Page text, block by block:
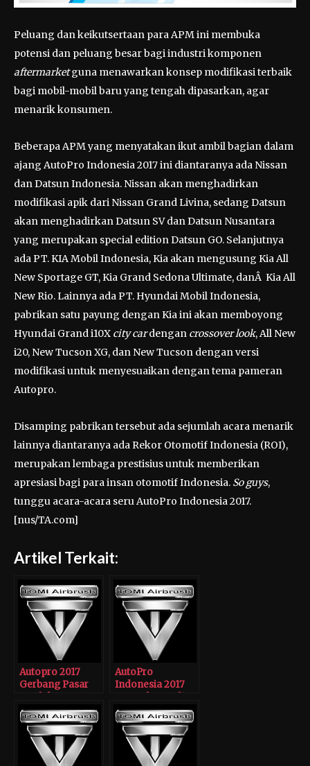
Peluang dan keikutsertaan para APM ini membuka
potensi dan peluang besar bagi industri komponen
aftermarketguna menawarkan konsep modifikasi terbaik
bagi mobil-mobil baru yang tengah dipasarkan, agar
menarik konsumen.
Beberapa APM yang menyatakan ikut ambil bagian dalam
ajang AutoPro Indonesia 2017 ini diantaranya ada Nissan
dan Datsun Indonesia. Nissan akan menghadirkan
modifikasi apik dari Nissan Grand Livina, sedang Datsun
akan menghadirkan Datsun SV dan Datsun Nusantara
yang merupakan special edition Datsun GO. Selanjutnya
ada PT. KIA Mobil Indonesia, Kia akan mengusung Kia All
New Sportage GT, Kia Grand Sedona Ultimate, danÂ Kia All
New Rio. Lainnya ada PT. Hyundai Mobil Indonesia,
pabrikan satu payung dengan Kia ini akan memboyong
Hyundai Grand i10X city cardengan crossover look, All New
i20, New Tucson XG, dan New Tucson dengan versi
modifikasi untuk menyesuaikan dengan tema pameran
Autopro.
Disamping pabrikan tersebut ada sejumlah acara menarik
lainnya diantaranya ada Rekor Otomotif Indonesia (ROI),
merupakan lembaga prestisius untuk memberikan
apresiasi bagi para insan otomotif Indonesia. So guys,
tunggu acara-acara seru AutoPro Indonesia 2017.
[nus/TA.com]
Artikel Terkait:
Autopro 2017
Gerbang Pasar
Aftermarket di
Asia Tenggara
AutoPro
Indonesia 2017
Acuan Modifikasi
Tanah Air